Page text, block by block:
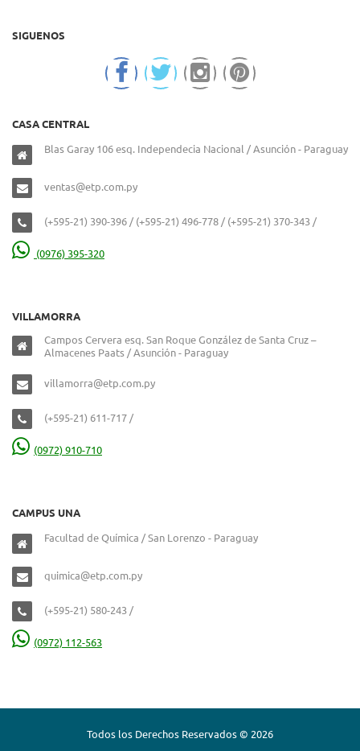
SIGUENOS
CASA CENTRAL
Blas Garay 106 esq. Independecia Nacional / Asunción - Paraguay
ventas@etp.com.py
(+595-21) 390-396 / (+595-21) 496-778 / (+595-21) 370-343 /
(0976) 395-320
VILLAMORRA
Campos Cervera esq. San Roque González de Santa Cruz –
Almacenes Paats / Asunción - Paraguay
villamorra@etp.com.py
(+595-21) 611-717 /
(0972) 910-710
CAMPUS UNA
Facultad de Química / San Lorenzo - Paraguay
quimica@etp.com.py
(+595-21) 580-243 /
(0972) 112-563
Todos los Derechos Reservados © 2026